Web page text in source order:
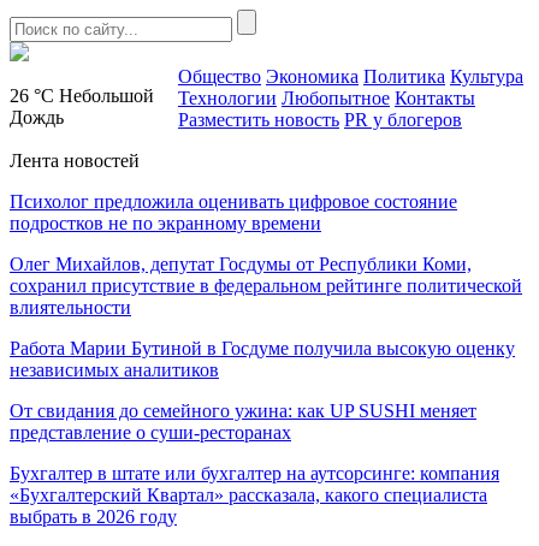
26 °C Небольшой
Дождь
Общество Экономика Политика Культура
Технологии Любопытное Контакты
Разместить новость PR у блогеров
Лента новостей
Психолог предложила оценивать цифровое состояние
подростков не по экранному времени
Олег Михайлов, депутат Госдумы от Республики Коми,
сохранил присутствие в федеральном рейтинге политической
влиятельности
Работа Марии Бутиной в Госдуме получила высокую оценку
независимых аналитиков
От свидания до семейного ужина: как UP SUSHI меняет
представление о суши-ресторанах
Бухгалтер в штате или бухгалтер на аутсорсинге: компания
«Бухгалтерский Квартал» рассказала, какого специалиста
выбрать в 2026 году